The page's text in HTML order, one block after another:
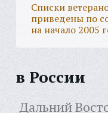
Списки
приведены по
на начало 2005
в России
Дальний